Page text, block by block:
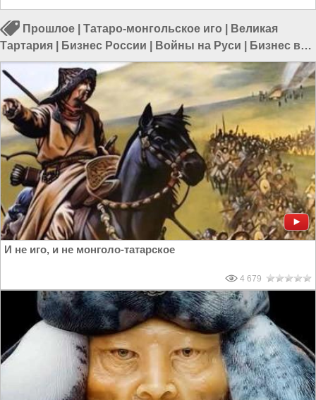
Прошлое Татаро-монгольское иго
Великая
Тартария
Бизнес России Войны на Руси
Бизнес в
России|Россия и Евразия
И не иго, и не монголо-татарское
4 679